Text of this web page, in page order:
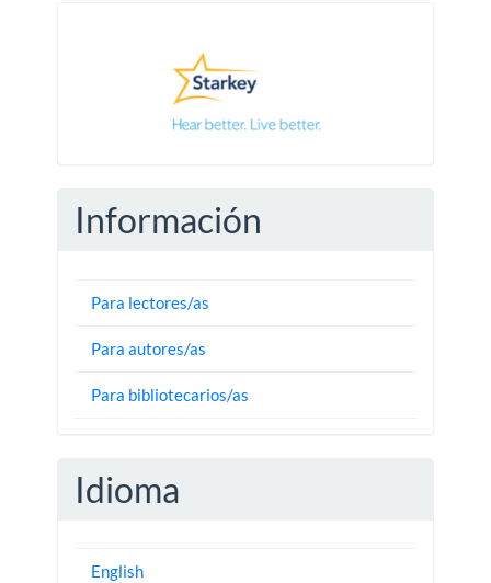
Información
Para lectores/as
Para autores/as
Para bibliotecarios/as
Idioma
English